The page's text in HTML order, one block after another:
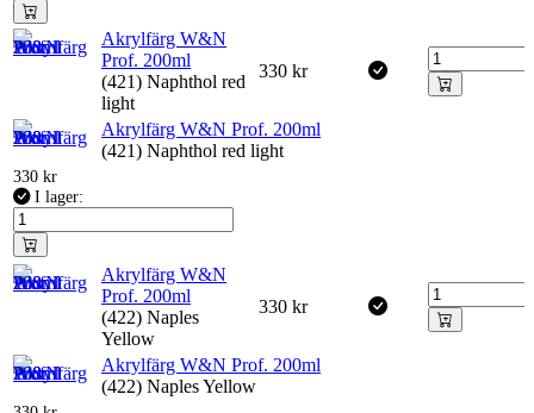
Akrylfärg W&N
Prof. 200ml
(421) Naphthol red
light
330 kr
Akrylfärg W&N Prof. 200ml
(421) Naphthol red light
330 kr
I lager:
Akrylfärg W&N
Prof. 200ml
(422) Naples
Yellow
330 kr
Akrylfärg W&N Prof. 200ml
(422) Naples Yellow